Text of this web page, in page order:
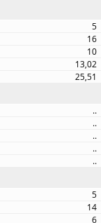
5
16
10
13,02
25,51
..
..
..
..
..
5
14
6